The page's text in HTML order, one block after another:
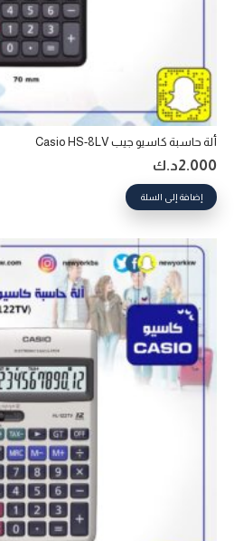
ألة حاسبة كاسيو جيب Casio HS-8LV
2.000د.ك
إضافة إلى السلة